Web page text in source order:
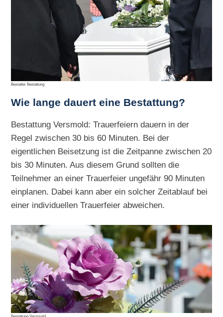
Bestatter Bestattung
Wie lange dauert eine Bestattung?
Bestattung Versmold: Trauerfeiern dauern in der
Regel zwischen 30 bis 60 Minuten. Bei der
eigentlichen Beisetzung ist die Zeitpanne zwischen 20
bis 30 Minuten. Aus diesem Grund sollten die
Teilnehmer an einer Trauerfeier ungefähr 90 Minuten
einplanen. Dabei kann aber ein solcher Zeitablauf bei
einer individuellen Trauerfeier abweichen.
Bestattung Versmold